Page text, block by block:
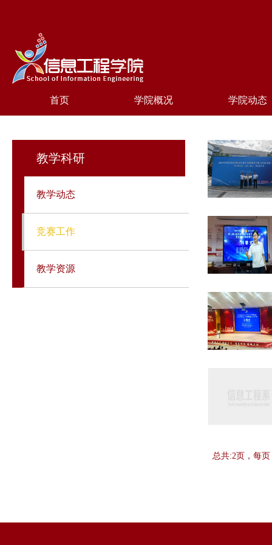
首页 学院概况 学院动态
教学科研
教学动态
竞赛工作
教学资源
总共:2页，每